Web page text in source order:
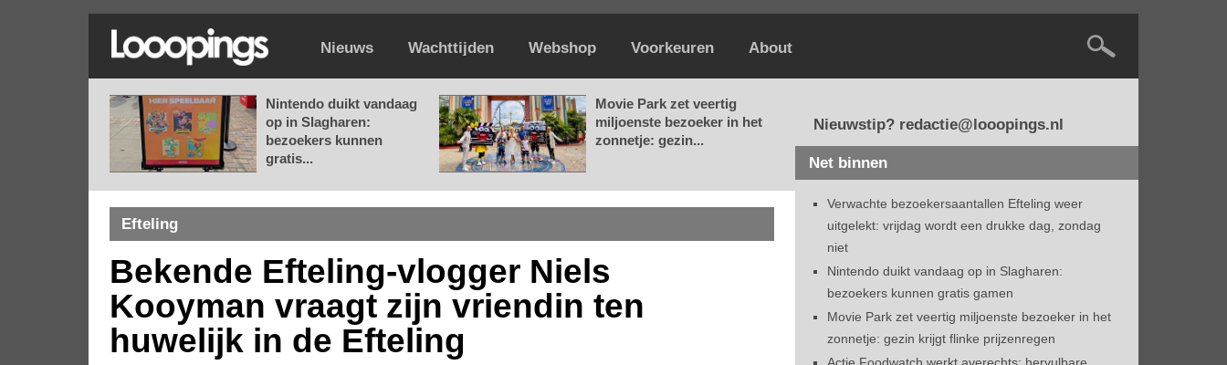
Nieuws Wachttijden Webshop Voorkeuren About
Nintendo duikt vandaag
op in Slagharen:
bezoekers kunnen
gratis...
Movie Park zet veertig
miljoenste bezoeker in het
zonnetje: gezin...
Efteling
Bekende Efteling-vlogger Niels
Kooyman vraagt zijn vriendin ten
huwelijk in de Efteling
Nieuwstip? redactie@looopings.nl
Net binnen
Verwachte bezoekersaantallen Efteling weer
uitgelekt: vrijdag wordt een drukke dag, zondag
niet
Nintendo duikt vandaag op in Slagharen:
bezoekers kunnen gratis gamen
Movie Park zet veertig miljoenste bezoeker in het
zonnetje: gezin krijgt flinke prijzenregen